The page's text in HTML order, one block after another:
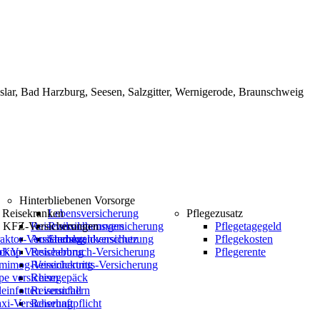
Hinterbliebenen Vorsorge
Lebensversicherung
Risikolebensversicherung
Sterbegeldversicherung
Reisekranken
Reiseversicherungen
Auslandskrankenschutz
Reiseabbruch-Versicherung
Reiserücktritts-Versicherung
Reisegepäck
Reiseunfall
Reisehaftpflicht
Pflegezusatz
Pflegetagegeld
Pflegekosten
Pflegerente
KFZ-Versicherungen
Versicherung
Versicherung
Versicherung
versichern
versichern
Versicherung